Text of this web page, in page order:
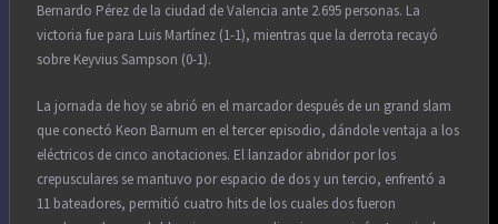
Bernardo Pérez de la ciudad de Valencia ante 2.695 personas. La
victoria fue para Luis Martínez (1-1), mientras que la derrota recayó
sobre Keyvius Sampson (0-1).
La jornada de hoy se abrió en el marcador después de un grand slam
que conectó Keon Barnum en el tercer episodio, dándole ventaja a los
eléctricos de cinco anotaciones. El lanzador abridor por los
crepusculares se mantuvo por espacio de dos y un tercio, enfrentó a
11 bateadores, permitió cuatro hits de los cuales dos fueron